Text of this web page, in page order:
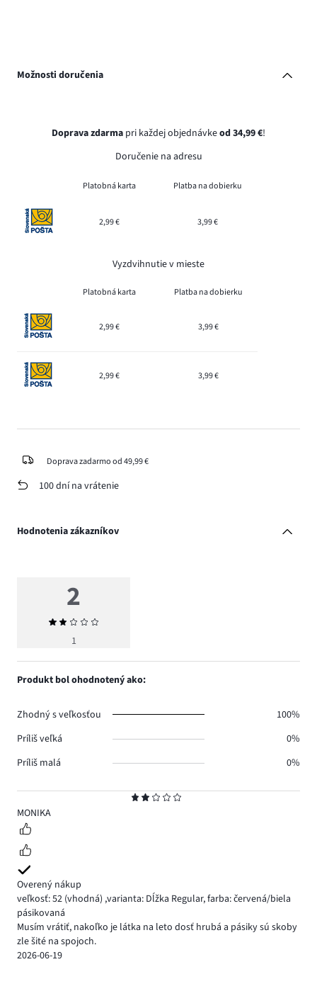
Možnosti doručenia
Doprava zdarma pri každej objednávkeod 34,99 €!
Doručenie na adresu
Platobná karta Platba na dobierku
2,99 € 3,99 €
Vyzdvihnutie v mieste
Platobná karta Platba na dobierku
2,99 € 3,99 €
2,99 € 3,99 €
Doprava zadarmo od 49,99 €
100 dní na vrátenie
Hodnotenia zákazníkov
2
MONIKA
Overený nákup
veľkosť: 52 (vhodná) ,varianta: Dĺžka Regular,farba: červená/biela
pásikovaná
Musím vrátiť, nakoľko je látka na leto dosť hrubá a pásiky sú skoby
zle šité na spojoch.
2026-06-19
2
Priemerné
hodnotenie
1
Produkt bol ohodnotený ako:
Zhodný s veľkosťou
100%
Príliš veľká
0%
Príliš malá
0%